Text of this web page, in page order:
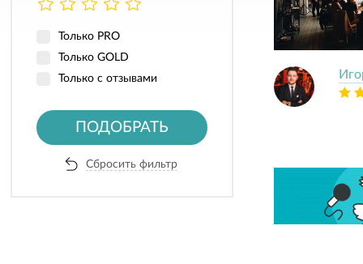
Только PRO
Только GOLD
Только с отзывами
ПОДОБРАТЬ
Сбросить фильтр